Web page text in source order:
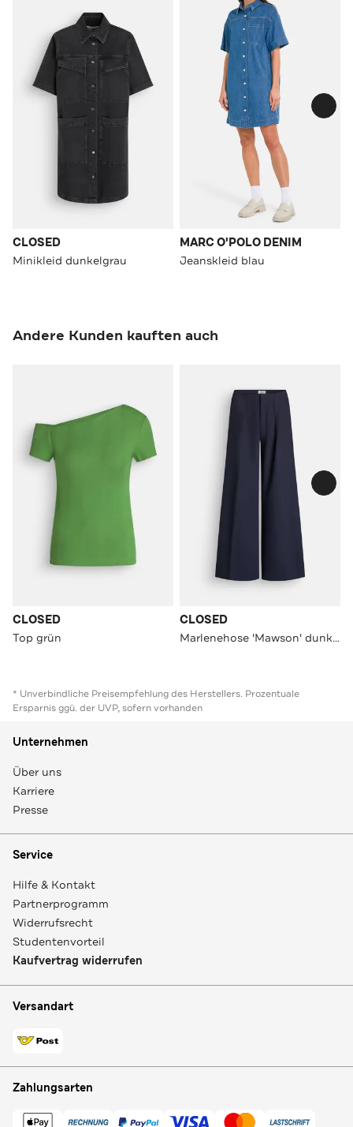
CLOSED
Minikleid dunkelgrau
MARC O'POLO DENIM
Jeanskleid blau
Andere Kunden kauften auch
CLOSED
Top grün
CLOSED
Marlenehose 'Mawson' dunkelblau
* Unverbindliche Preisempfehlung des Herstellers. Prozentuale
Ersparnis ggü. der UVP, sofern vorhanden
Unternehmen
Über uns
Karriere
Presse
Service
Hilfe & Kontakt
Partnerprogramm
Widerrufsrecht
Studentenvorteil
Kaufvertrag widerrufen
Versandart
Zahlungsarten